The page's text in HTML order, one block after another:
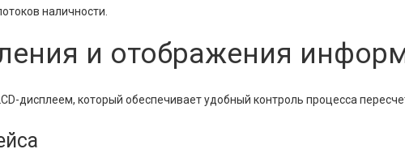
наличности.
и отображения
дисплеем, который обеспечивает удобный контроль процесса